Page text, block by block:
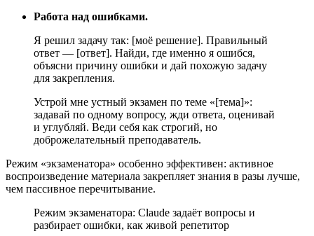
Работа над ошибками.
Я решил задачу так: [моё решение]. Правильный
ответ — [ответ]. Найди, где именно я ошибся,
объясни причину ошибки и дай похожую задачу
для закрепления.
Устрой мне устный экзамен по теме «[тема]»:
задавай по одному вопросу, жди ответа, оценивай
и углубляй. Веди себя как строгий, но
доброжелательный преподаватель.
Режим «экзаменатора» особенно эффективен: активное
воспроизведение материала закрепляет знания в разы лучше,
чем пассивное перечитывание.
Режим экзаменатора: Claude задаёт вопросы и
разбирает ошибки, как живой репетитор